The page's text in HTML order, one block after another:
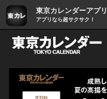
東京カレンダーアプリ
アプリなら超サクサク！